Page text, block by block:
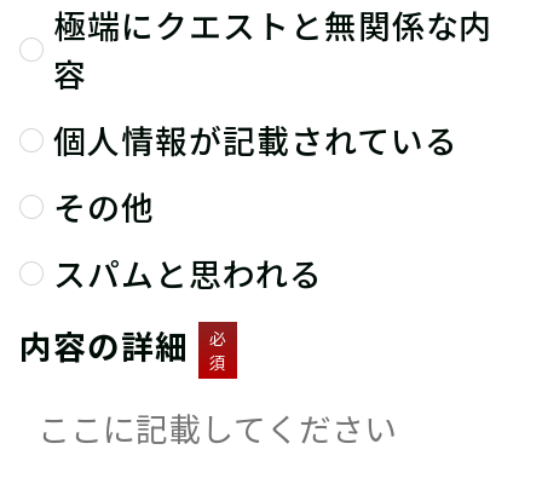
極端にクエストと無関係な内
容
個人情報が記載されている
その他
スパムと思われる
内容の詳細
必
須